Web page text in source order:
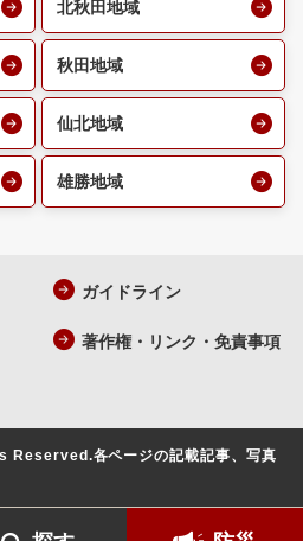
北秋田地域
秋田地域
仙北地域
雄勝地域
ガイドライン
著作権・リンク・免責事項
Reserved.各ページの記載記事、写真